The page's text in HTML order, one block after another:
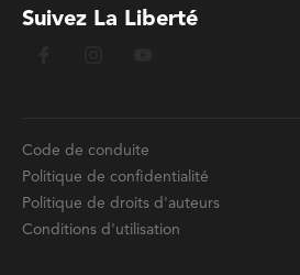
Suivez La Liberté
Code de conduite
Politique de confidentialité
Politique de droits d'auteurs
Conditions d'utilisation